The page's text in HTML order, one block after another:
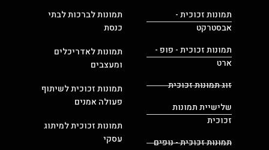
תמונות זכוכית -
אבסטרקט
תמונות זכוכית - פופ -
ארט
זוג תמונות זכוכית
שלישיית תמונות
זכוכית
תמונות זכוכית - נופים
תמונות לברכות לבתי
כנסת
תמונות לאדריכלים
ומעצבים
תמונות זכוכית לשיתוף
פעולה אמנים
תמונות זכוכית למיתוג
עסקי